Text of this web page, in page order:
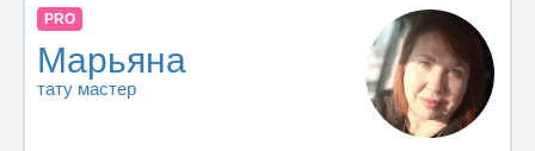
PRO
Марьяна
тату мастер